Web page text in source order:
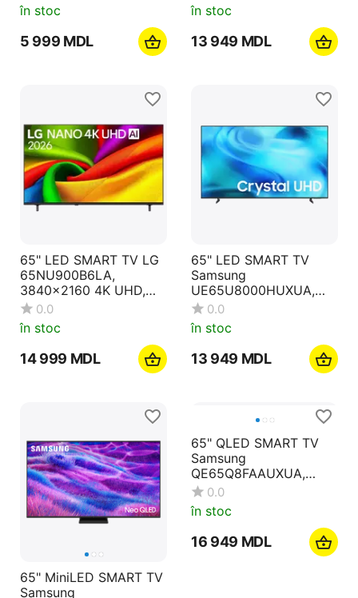
în stoc
5 999 MDL
în stoc
13 949 MDL
65" LED SMART TV LG
65NU900B6LA,
3840x2160 4K UHD,
webOS, Negru
0.0
în stoc
14 999 MDL
65" LED SMART TV
Samsung
UE65U8000HUXUA,
3840x2160 4K UHD,
Tizen, Negru
0.0
în stoc
13 949 MDL
65" MiniLED SMART TV
Samsung